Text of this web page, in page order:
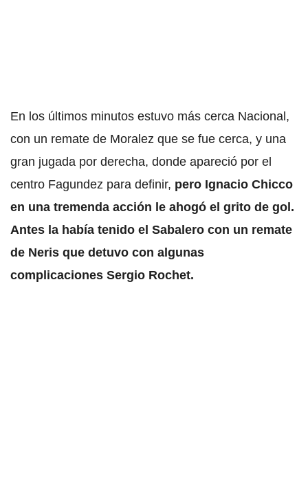
En los últimos minutos estuvo más cerca Nacional,
con un remate de Moralez que se fue cerca, y una
gran jugada por derecha, donde apareció por el
centro Fagundez para definir, pero Ignacio Chicco
en una tremenda acción le ahogó el grito de gol.
Antes la había tenido el Sabalero con un remate
de Neris que detuvo con algunas
complicaciones Sergio Rochet.